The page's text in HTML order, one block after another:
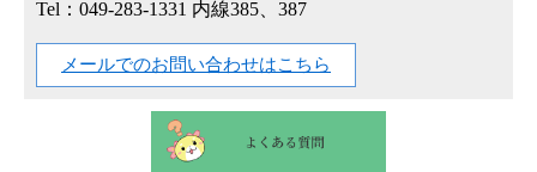
Tel：049-283-1331 内線385、387
メールでのお問い合わせはこちら